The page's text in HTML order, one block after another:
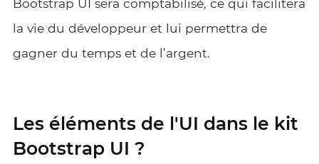
Bootstrap UI sera comptabilisé, ce qui facilitera
la vie du développeur et lui permettra de
gagner du temps et de l’argent.
Les éléments de l'UI dans le kit
Bootstrap UI ?